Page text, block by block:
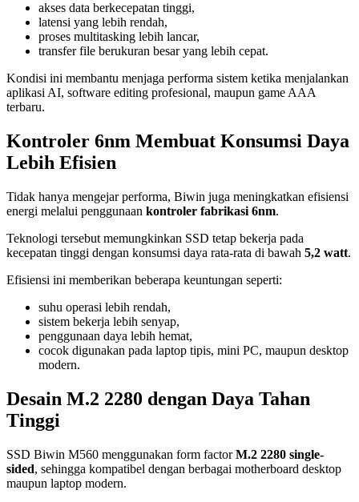
akses data berkecepatan tinggi,
latensi yang lebih rendah,
proses multitasking lebih lancar,
transfer file berukuran besar yang lebih cepat.
Kondisi ini membantu menjaga performa sistem ketika menjalankan
aplikasi AI, software editing profesional, maupun game AAA
terbaru.
Kontroler 6nm Membuat Konsumsi Daya
Lebih Efisien
Tidak hanya mengejar performa, Biwin juga meningkatkan efisiensi
energi melalui penggunaan kontroler fabrikasi 6nm.
Teknologi tersebut memungkinkan SSD tetap bekerja pada
kecepatan tinggi dengan konsumsi daya rata-rata di bawah 5,2 watt.
Efisiensi ini memberikan beberapa keuntungan seperti:
suhu operasi lebih rendah,
sistem bekerja lebih senyap,
penggunaan daya lebih hemat,
cocok digunakan pada laptop tipis, mini PC, maupun desktop
modern.
Desain M.2 2280 dengan Daya Tahan
Tinggi
SSD Biwin M560 menggunakan form factorM.2 2280 single-
sided, sehingga kompatibel dengan berbagai motherboard desktop
maupun laptop modern.